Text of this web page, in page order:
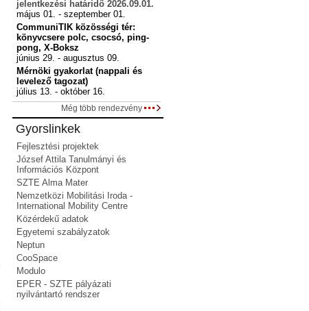
jelentkezési határidő 2026.09.01.
május 01. - szeptember 01.
CommuniTIK közösségi tér:
könyvcsere polc, csocsó, ping-
pong, X-Boksz
június 29. - augusztus 09.
Mérnöki gyakorlat (nappali és
levelező tagozat)
július 13. - október 16.
Még több rendezvény
Gyorslinkek
Fejlesztési projektek
József Attila Tanulmányi és
Információs Központ
SZTE Alma Mater
Nemzetközi Mobilitási Iroda -
International Mobility Centre
Közérdekű adatok
Egyetemi szabályzatok
Neptun
CooSpace
Modulo
EPER - SZTE pályázati
nyilvántartó rendszer